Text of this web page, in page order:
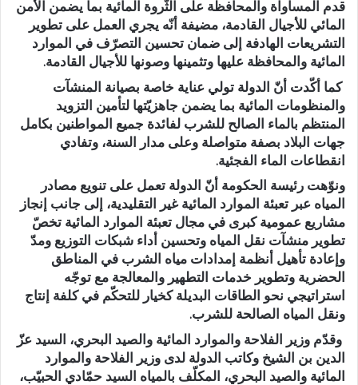
قدم المساواة والمحافظة على الثّروة المائية بما يضمن الأمن
المائي للأجيال القادمة، مضيفة أنّه يجري العمل على تطوير
التشريعات الهادفة إلى ضمان تحسين التصرّف في الموارد
المائية والمحافظة عليها وتثمينها وصونها للأجيال القادمة.
كما أكّدت أنّ الدولة تولي عناية خاصة بصيانة المنشآت
والمنظومات المائية بما يضمن جاهزيّتها لتأمين التزويد
المنتظم بالماء الصالح للشرب لفائدة جميع المواطنين بكامل
جهات البلاد بصفة متواصلة وعلى مدار السنة، وتفادي
انقطاعات الماء الفجئية.
ونوّهت رئيسة الحكومة أنّ الدولة تعمل على تنويع مصادر
المياه عبر تعبئة الموارد المائية غير التقليدية، إلى جانب إنجاز
مشاريع عمومية كبرى في مجال تعبئة الموارد المائية تخصّ
تطوير منشآت نقل المياه وتحسين أداء شبكات التوزيع ومدّ
وإعادة تأهيل أنظمة إمدادات مياه الشرب في المناطق
الحضرية وتطوير خدمات التطهير والمعالجة مع توجّه
استراتيجي نحو الطاقات البديلة كخيار للتحكّم في كلفة إنتاج
ونقل المياه الصالحة للشرب.
وقدّم وزير الفلاحة والموارد المائية والصيد البحري، السيد عزّ
الدين بن الشيخ وكاتب الدولة لدى وزير الفلاحة والموارد
المائية والصيد البحري، المكلّف بالمياه السيد حمّادي الحبيّب،